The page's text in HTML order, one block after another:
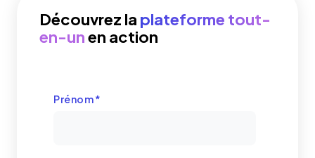
Découvrez la plateforme tout-
en-unen action
Prénom*